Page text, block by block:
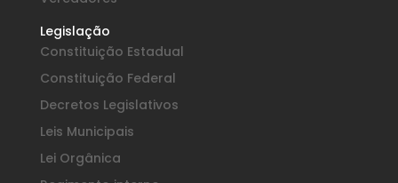
Legislação
Constituição Estadual
Constituição Federal
Decretos Legislativos
Leis Municipais
Lei Orgânica